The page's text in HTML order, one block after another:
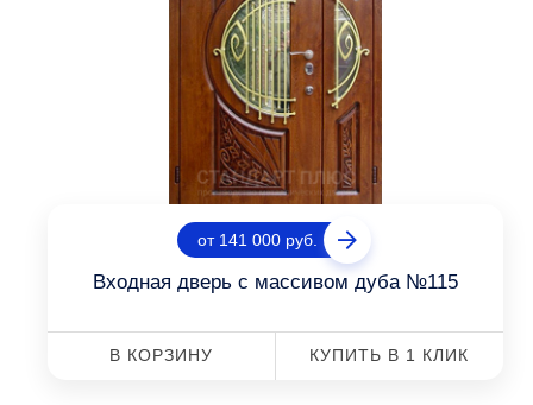
от 141 000 руб.
Входная дверь с массивом дуба №115
В КОРЗИНУ КУПИТЬ В 1 КЛИК